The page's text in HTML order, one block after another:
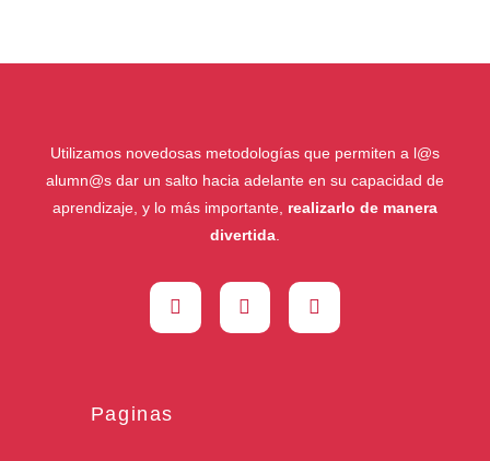
Utilizamos novedosas metodologías que permiten a l@s
alumn@s dar un salto hacia adelante en su capacidad de
aprendizaje, y lo más importante, realizarlo de manera
divertida
Paginas